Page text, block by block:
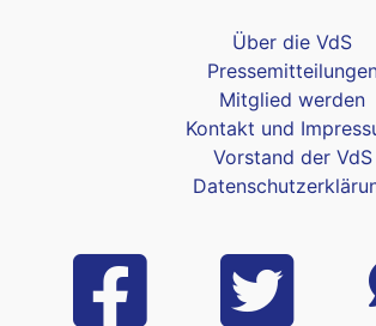
Über die VdS
Mitglied werden
Kontakt und
Vorstand der VdS